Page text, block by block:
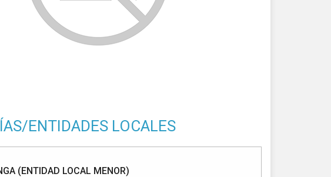
ENTIDADES LOCALES
(ENTIDAD LOCAL MENOR)